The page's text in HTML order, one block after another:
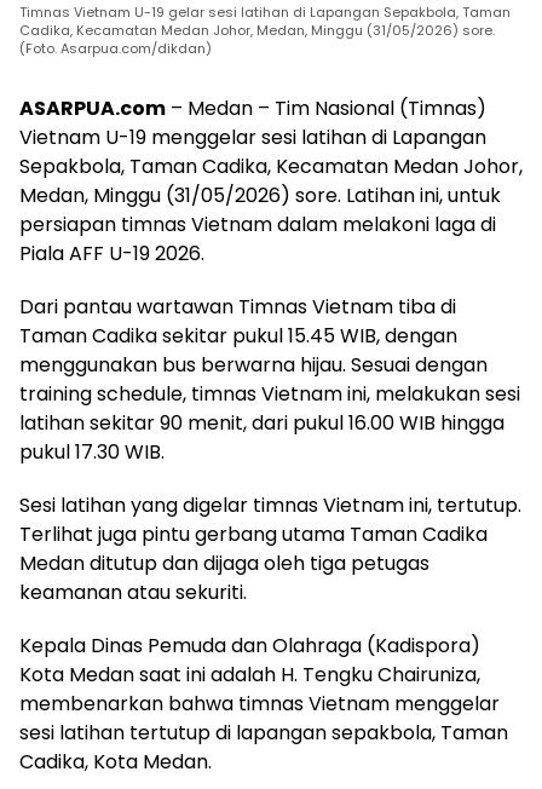
Timnas Vietnam U-19 gelar sesi latihan di Lapangan Sepakbola, Taman
Cadika, Kecamatan Medan Johor, Medan, Minggu (31/05/2026) sore.
(Foto. Asarpua.com/dikdan)
ASARPUA.com – Medan – Tim Nasional (Timnas)
Vietnam U-19 menggelar sesi latihan di Lapangan
Sepakbola, Taman Cadika, Kecamatan Medan Johor,
Medan, Minggu (31/05/2026) sore. Latihan ini, untuk
persiapan timnas Vietnam dalam melakoni laga di
Piala AFF U-19 2026.
Dari pantau wartawan Timnas Vietnam tiba di
Taman Cadika sekitar pukul 15.45 WIB, dengan
menggunakan bus berwarna hijau. Sesuai dengan
training schedule, timnas Vietnam ini, melakukan sesi
latihan sekitar 90 menit, dari pukul 16.00 WIB hingga
pukul 17.30 WIB.
Sesi latihan yang digelar timnas Vietnam ini, tertutup.
Terlihat juga pintu gerbang utama Taman Cadika
Medan ditutup dan dijaga oleh tiga petugas
keamanan atau sekuriti.
Kepala Dinas Pemuda dan Olahraga (Kadispora)
Kota Medan saat ini adalah H. Tengku Chairuniza,
membenarkan bahwa timnas Vietnam menggelar
sesi latihan tertutup di lapangan sepakbola, Taman
Cadika, Kota Medan.